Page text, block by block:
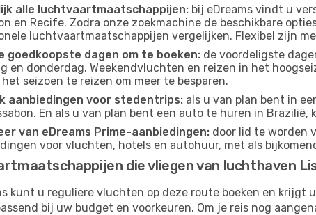
alle luchtvaartmaatschappijen: bij eDreams vindt u
en Recife. Zodra onze zoekmachine de beschikbare
luchtvaartmaatschappijen vergelijken. Flexibel zijn
goedkoopste dagen om te boeken: de voordeligste
en donderdag. Weekendvluchten en reizen in het
seizoen te reizen om meer te besparen.
aanbiedingen voor stedentrips: als u van plan bent in
En als u van plan bent een auto te huren in
van eDreams Prime-aanbiedingen: door lid te worden
voor vluchten, hotels en autohuur, met als
die vliegen van luchthaven
kunt u reguliere vluchten op deze route boeken en
bij uw budget en voorkeuren. Om je reis nog